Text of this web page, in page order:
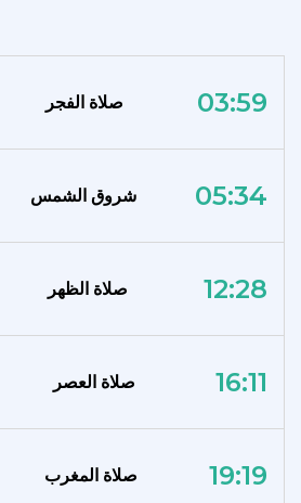
صلاة الفجر 03:59
شروق الشمس 05:34
صلاة الظهر 12:28
صلاة العصر 16:11
صلاة المغرب 19:19